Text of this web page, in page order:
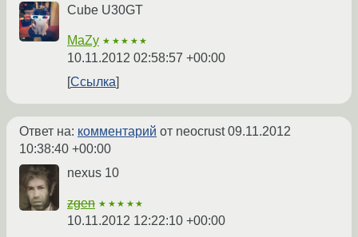
Cube U30GT
MaZy ★★★★★
10.11.2012 02:58:57 +00:00
Ссылка
Ответ на: комментарий от neocrust09.11.2012
10:38:40 +00:00
nexus 10
zgen ★★★★★
10.11.2012 12:22:10 +00:00